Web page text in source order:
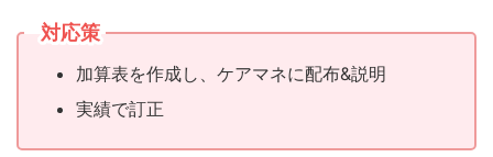
対応策
加算表を作成し、ケアマネに配布&説明
実績で訂正